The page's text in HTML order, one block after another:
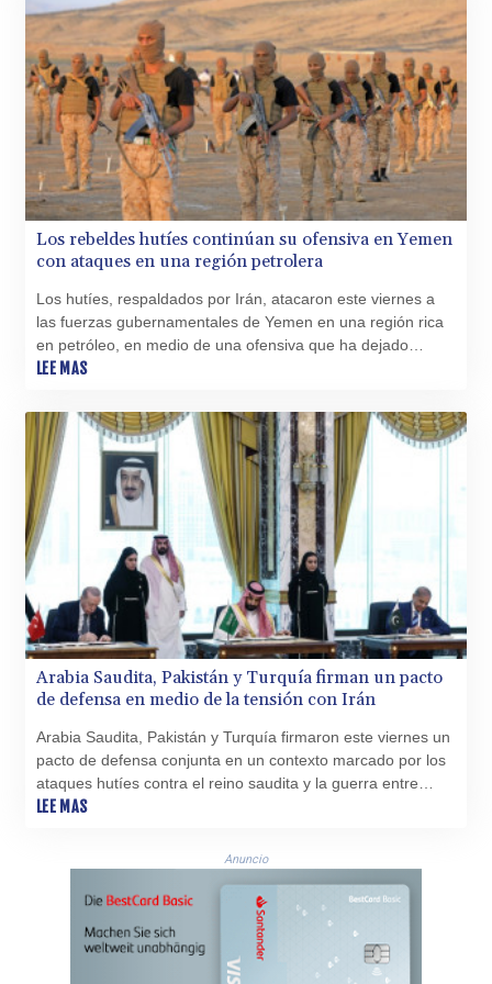
CLF 0.026829
CLP
1055.916879
CNY 7.801146
CNH 7.796152
COP 3633.55485
CRC 523.993489
CUC 1.156136
CUP 30.637594
CVE 110.26363
CZK 24.258158
DKK 7.477932
DOP 67.289164
DZD 152.967099
ETB 186.049588
FJD 2.553384
FKP 0.8566
GBP 0.858527
GEL 3.017966
GGP 0.8566
GHS 13.526832
GIP 0.8566
GMD 84.980421
GNF
10123.874202
GTQ 8.794891
HKD 9.067746
HNL 30.895616
HRK 7.536622
IDR
20580.370421
ILS 3.468234
IMP 0.8566
INR 110.076256
Los rebeldes hutíes continúan su ofensiva en Yemen
con ataques en una región petrolera
Los hutíes, respaldados por Irán, atacaron este viernes a
las fuerzas gubernamentales de Yemen en una región rica
en petróleo, en medio de una ofensiva que ha dejado
decenas de muertos en dos días.
LEE MAS
Arabia Saudita, Pakistán y Turquía firman un pacto
de defensa en medio de la tensión con Irán
Arabia Saudita, Pakistán y Turquía firmaron este viernes un
pacto de defensa conjunta en un contexto marcado por los
ataques hutíes contra el reino saudita y la guerra entre
Estados Unidos e Irán.
LEE MAS
Anuncio